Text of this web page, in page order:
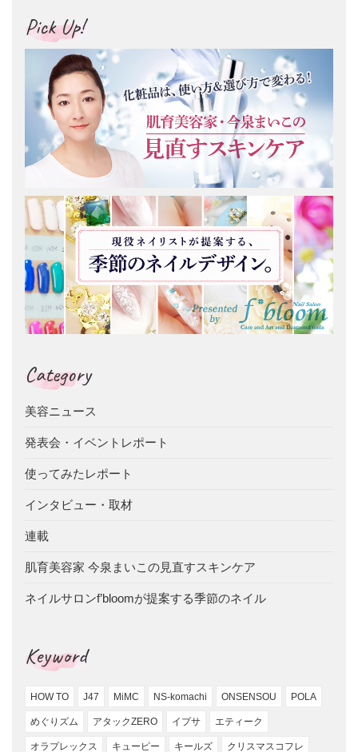
Pick Up!
Category
美容ニュース
発表会・イベントレポート
使ってみたレポート
インタビュー・取材
連載
肌育美容家 今泉まいこの見直すスキンケア
ネイルサロンf’bloomが提案する季節のネイル
Keyword
HOW TO J47 MiMC NS-komachi ONSENSOU POLA
めぐりズム アタックZERO イプサ エティーク
オラプレックス キューピー キールズ クリスマスコフレ